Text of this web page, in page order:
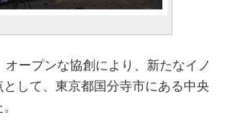
ープンな協創により、新たなイノ
して、東京都国分寺市にある中央